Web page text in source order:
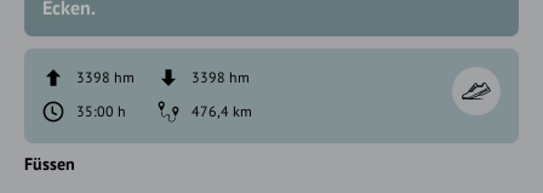
Ecken.
3398 hm
3398 hm
35:00 h
476,4 km
Füssen